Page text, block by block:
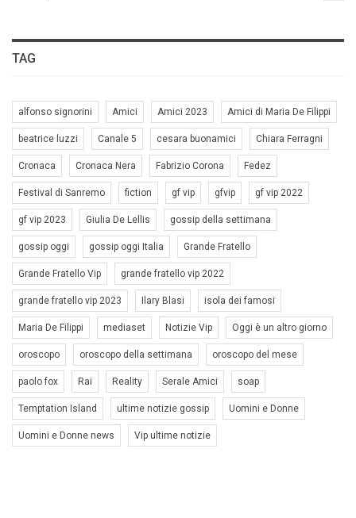
TAG
alfonso signorini Amici Amici 2023 Amici di Maria De Filippi
beatrice luzzi Canale 5 cesara buonamici Chiara Ferragni
Cronaca Cronaca Nera Fabrizio Corona Fedez
Festival di Sanremo fiction gf vip gfvip gf vip 2022
gf vip 2023 Giulia De Lellis gossip della settimana
gossip oggi gossip oggi Italia Grande Fratello
Grande Fratello Vip grande fratello vip 2022
grande fratello vip 2023 Ilary Blasi isola dei famosi
Maria De Filippi mediaset Notizie Vip Oggi è un altro giorno
oroscopo oroscopo della settimana oroscopo del mese
paolo fox Rai Reality Serale Amici soap
Temptation Island ultime notizie gossip Uomini e Donne
Uomini e Donne news Vip ultime notizie